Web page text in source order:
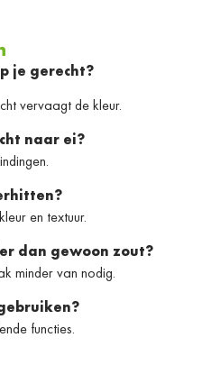
je gerecht?
vervaagt de kleur.
naar ei?
en textuur.
dan gewoon zout?
minder van nodig.
functies.